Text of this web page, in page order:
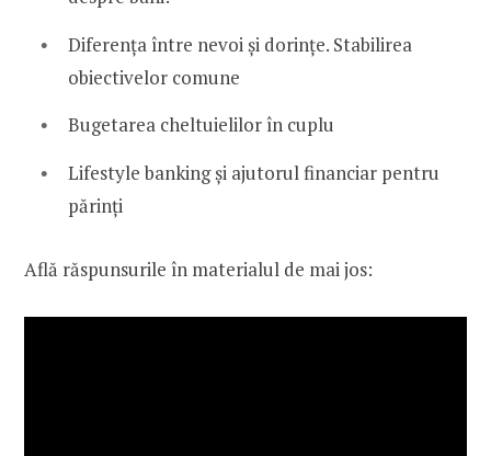
Diferența între nevoi și dorințe. Stabilirea
obiectivelor comune
Bugetarea cheltuielilor în cuplu
Lifestyle banking și ajutorul financiar pentru
părinți
Află răspunsurile în materialul de mai jos: